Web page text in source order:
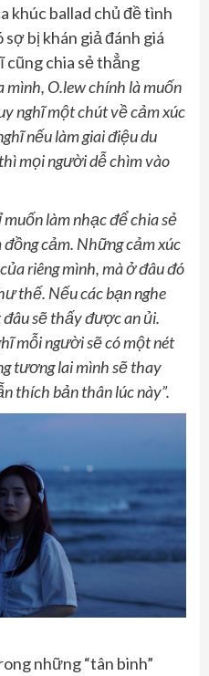
khúc ballad chủ đề tình
bị khán giả đánh giá
cũng chia sẻ thẳng
mình, O.lew chính là muốn
nghĩ một chút về cảm xúc
nếu làm giai điệu du
mọi người dễ chìm vào
làm nhạc để chia sẻ
cảm. Những cảm xúc
riêng mình, mà ở đâu đó
thế. Nếu các bạn nghe
sẽ thấy được an ủi.
mỗi người sẽ có một nét
tương lai mình sẽ thay
thích bản thân lúc này”.
những “tân binh”